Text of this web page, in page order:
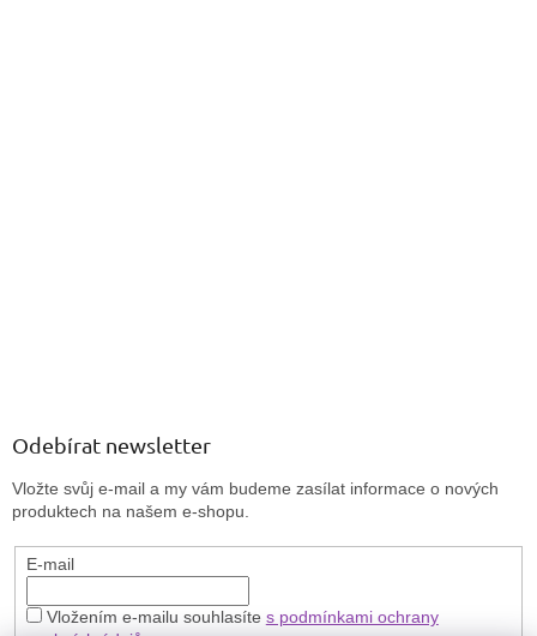
Odebírat newsletter
Vložte svůj e-mail a my vám budeme zasílat informace o nových
produktech na našem e-shopu.
E-mail
Vložením e-mailu souhlasíte s podmínkami ochrany